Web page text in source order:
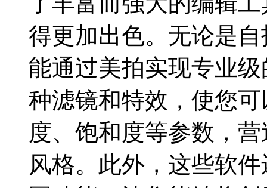
得更加出色。无论是
能通过美拍实现专业
种滤镜和特效，使您
度、饱和度等参数，
风格。此外，这些软